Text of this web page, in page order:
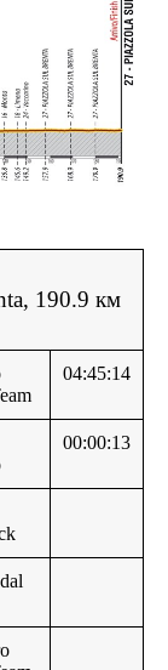
190.9 км
04:45:14
00:00:13